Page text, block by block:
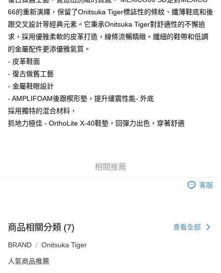
萊爾富取貨付款
每筆NT$80，滿NT$6,000(含以上)免運費
付款後萊爾富取貨
每筆NT$80，滿NT$6,000(含以上)免運費
7-11取貨付款
每筆NT$80，滿NT$6,000(含以上)免運費
付款後7-11取貨
每筆NT$120，滿NT$6,000(含以上)免運費
66的重新演繹，保留了Onitsuka Tiger標誌性的條紋、纖薄鞋底和後
跟交叉設計等經典元素。它秉承Onitsuka Tiger對舒適性的不懈追
求，採用優雅柔軟的皮革打造，線條流暢精緻。纖細的鞋帶和低調
的金屬配件更添優雅氣質。
- 皮革鞋面
- 復古做舊工藝
- 金屬鞋眼設計
- AMPLIFOAM後跟楔形墊，提升緩震性能- 外底
採用獨特的混合材料，
抓地力極佳 - OrthoLite X-40鞋墊，回彈力出色，穿著舒適
相關推薦
客服
商品相關分類 (7) 查看全部
BRAND Onitsuka Tiger
人氣商品推薦